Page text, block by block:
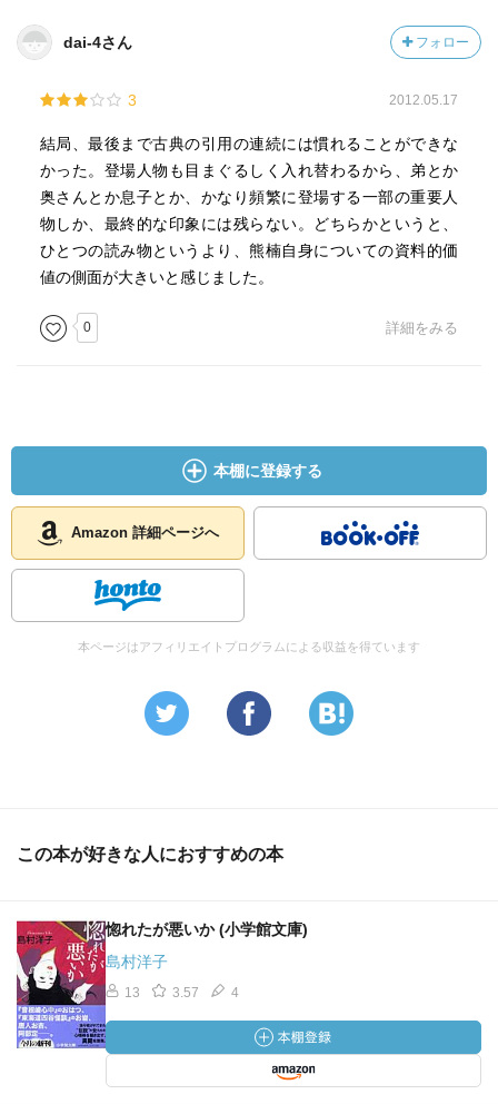
事や雑誌への投稿、古書からの抜き書きも多くあることは
本書からもうかがわれるが、書簡いわゆる手紙も多いよう
厄介者でもあった熊楠の交友は、それでも多彩であった。
英国の研究者たち、東京の同好たちのほかに、和歌山にも
数多くの友好がネットワークされていたこともわかる。地
域のネットワークは、新聞社や県庁といった方面にも及ん
でおり、それらは熊楠の政治性の発現とも考えられ、後年
は弟子グループも組織されていたようである。
書簡という当面の一方的な権力によっただけでなく、彼が
話を許さない形式のコミュニケーションであっただろう。
熊楠から溢れ出るもの、彼から突き刺されるものからは、
近代日本において政治的に構築された唯一の人格的神性で
あった天皇との引き合いが起こる必然も、霊感の圏内にお
いては、必然であったようにも感じた。
dai-4さん フォロー
3 2012.05.17
結局、最後まで古典の引用の連続には慣れることができな
かった。登場人物も目まぐるしく入れ替わるから、弟とか
奥さんとか息子とか、かなり頻繁に登場する一部の重要人
物しか、最終的な印象には残らない。どちらかというと、
ひとつの読み物というより、熊楠自身についての資料的価
値の側面が大きいと感じました。
0 詳細をみる
本棚に登録する
Amazon 詳細ページへ
本ページはアフィリエイトプログラムによる収益を得ています
この本が好きな人におすすめの本
惚れたが悪いか (小学館文庫)
島村洋子
13 3.57 4